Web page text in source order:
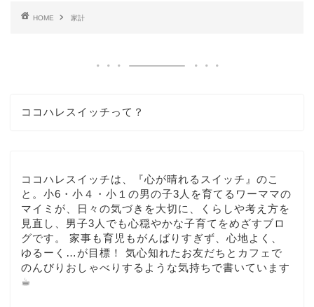
HOME 家計
ココハレスイッチって？
ココハレスイッチは、『心が晴れるスイッチ』のこ
と。小6・小４・小１の男の子3人を育てるワーママの
マイミが、日々の気づきを大切に、くらしや考え方を
見直し、男子3人でも心穏やかな子育てをめざすブロ
グです。 家事も育児もがんばりすぎず、心地よく、
ゆるーく…が目標！ 気心知れたお友だちとカフェで
のんびりおしゃべりするような気持ちで書いています
☕︎